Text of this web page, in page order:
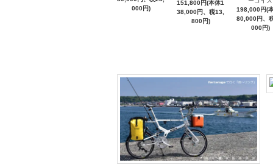
000円)
151,800円(本体1
38,000円、税13,
800円)
198,000円(
80,000円、
000円)